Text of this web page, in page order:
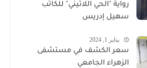
رواية "الحي اللاتيني" للكاتب
سهيل إدريس
يناير 1, 2024
سعر الكشف في مستشفى
الزهراء الجامعي